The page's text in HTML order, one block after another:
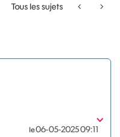
Tous les sujets
le‎06-05-202509:11